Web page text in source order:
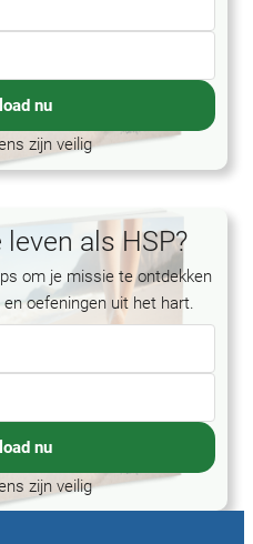
nu
zijn veilig
als HSP?
om je missie te ontdekken
oefeningen uit het hart.
nu
zijn veilig